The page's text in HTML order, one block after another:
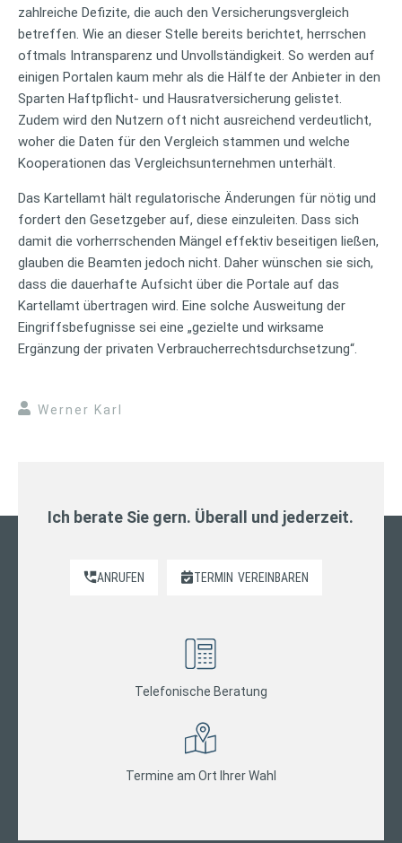
zahlreiche Defizite, die auch den Versicherungsvergleich
betreffen. Wie an dieser Stelle bereits berichtet, herrschen
oftmals Intransparenz und Unvollständigkeit. So werden auf
einigen Portalen kaum mehr als die Hälfte der Anbieter in den
Sparten Haftpflicht- und Hausratversicherung gelistet.
Zudem wird den Nutzern oft nicht ausreichend verdeutlicht,
woher die Daten für den Vergleich stammen und welche
Kooperationen das Vergleichsunternehmen unterhält.
Das Kartellamt hält regulatorische Änderungen für nötig und
fordert den Gesetzgeber auf, diese einzuleiten. Dass sich
damit die vorherrschenden Mängel effektiv beseitigen ließen,
glauben die Beamten jedoch nicht. Daher wünschen sie sich,
dass die dauerhafte Aufsicht über die Portale auf das
Kartellamt übertragen wird. Eine solche Ausweitung der
Eingriffsbefugnisse sei eine „gezielte und wirksame
Ergänzung der privaten Verbraucherrechtsdurchsetzung“.
Werner Karl
Ich berate Sie gern. Überall und jederzeit.
ANRUFEN TERMIN VEREINBAREN
Telefonische Beratung
Termine am Ort Ihrer Wahl